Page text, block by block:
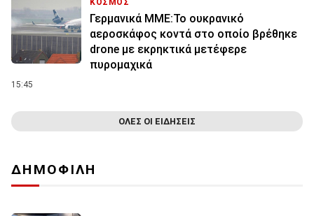
ΚΟΣΜΟΣ
Γερμανικά ΜΜΕ:Το ουκρανικό
αεροσκάφος κοντά στο οποίο βρέθηκε
drone με εκρηκτικά μετέφερε
πυρομαχικά
15:45
ΟΛΕΣ ΟΙ ΕΙΔΗΣΕΙΣ
ΔΗΜΟΦΙΛΗ